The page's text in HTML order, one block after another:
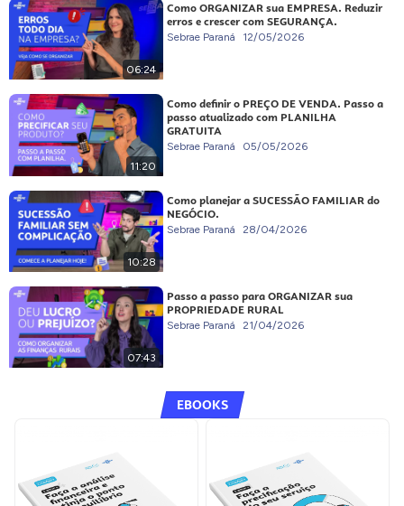
06:24
Como ORGANIZAR sua EMPRESA. Reduzir
erros e crescer com SEGURANÇA.
Sebrae Paraná 12/05/2026
11:20
Como definir o PREÇO DE VENDA. Passo a
passo atualizado com PLANILHA
GRATUITA
Sebrae Paraná 05/05/2026
10:28
Como planejar a SUCESSÃO FAMILIAR do
NEGÓCIO.
Sebrae Paraná 28/04/2026
07:43
Passo a passo para ORGANIZAR sua
PROPRIEDADE RURAL
Sebrae Paraná 21/04/2026
EBOOKS